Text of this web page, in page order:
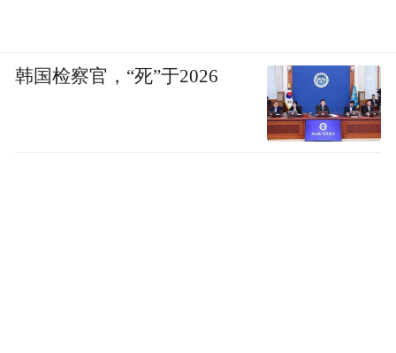
韩国检察官，“死”于2026